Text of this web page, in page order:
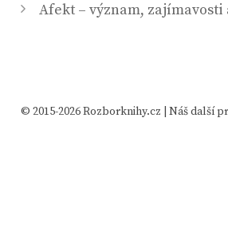
Afekt – význam,
© 2015-2026 Rozborknihy.cz | Náš další